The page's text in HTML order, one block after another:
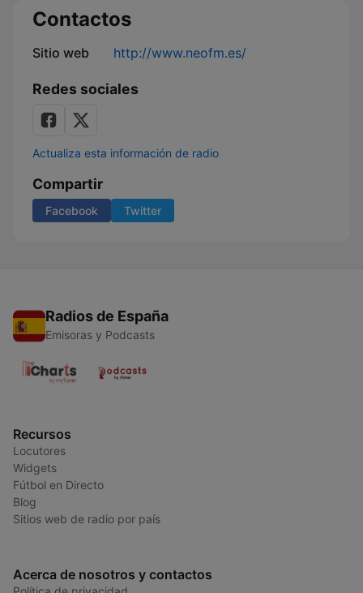
Contactos
Sitio web http://www.neofm.es/
Redes sociales
Actualiza esta información de radio
Compartir
Facebook Twitter
Radios de España
Emisoras y Podcasts
Recursos
Locutores
Widgets
Fútbol en Directo
Blog
Sitios web de radio por país
Acerca de nosotros y contactos